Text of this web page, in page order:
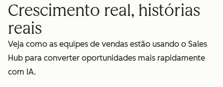
Crescimento real, histórias
reais
Veja como as equipes de vendas estão usando o Sales
Hub para converter oportunidades mais rapidamente
com IA.